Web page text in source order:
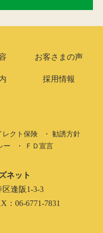
お客さまの声
採用情報
レクト保険
勧誘方針
ー
ＦＤ宣言
ネット
寺区逢阪1-3-3
：06-6771-7831